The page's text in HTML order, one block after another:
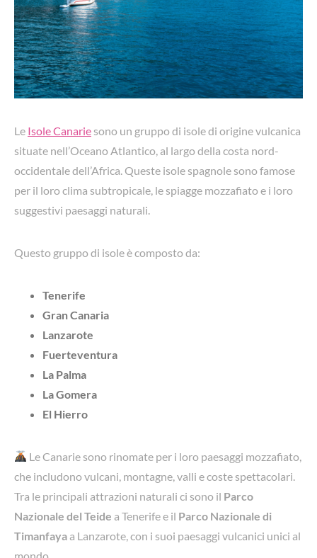
Le Isole Canarie sono un gruppo di isole di origine vulcanica
situate nell’Oceano Atlantico, al largo della costa nord-
occidentale dell’Africa. Queste isole spagnole sono famose
per il loro clima subtropicale, le spiagge mozzafiato e i loro
suggestivi paesaggi naturali.
Questo gruppo di isole è composto da:
Tenerife
Gran Canaria
Lanzarote
Fuerteventura
La Palma
La Gomera
El Hierro
Le Canarie sono rinomate per i loro paesaggi mozzafiato,
che includono vulcani, montagne, valli e coste spettacolari.
Tra le principali attrazioni naturali ci sono il Parco
Nazionale del Teide a Tenerife e il Parco Nazionale di
Timanfaya a Lanzarote, con i suoi paesaggi vulcanici unici al